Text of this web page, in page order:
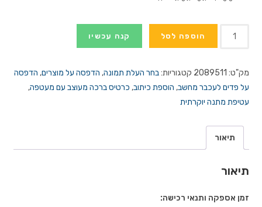
כמות
לעכבר
עם
הדפסת
הוספה לסל קנה עכשיו
מק"ט: 2089511 קטגוריות:בחר העלת תמונה, הדפסה על מוצרים, הדפסה
על פדים לעכבר מחשב, הוספת כיתוב, כרטיס ברכה מעוצב עם מעטפה,
עטיפת מתנה יוקרתית
תיאור
תיאור
זמן אספקה ותנאי רכישה: